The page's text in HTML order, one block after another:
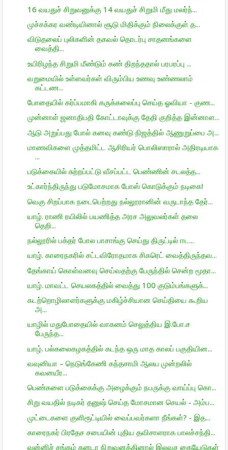
16 வயதுச் சிறுவனுக்கு 14 வயதுச் சிறுமி மீது மலர்ந்...
முச்சக்கர வண்டியினால் சூடு மிதிக்கும் நிலைக்குள் த...
விடுதலைப் புலிகளின் தகவல் தொடர்பு சாதனங்களை
வைத்தி...
உயிரிழந்த சிறுமி மீண்டும் கண் திறந்ததால் பரபரப்பு ...
வறுமையில் உள்ளவர்கள் விரும்பிய உணவு உண்ணலாம்
கட்டண...
போதையில் கர்ப்பமாகி கருக்கலைப்பு செய்த ஓவியா - குண...
முன்னாள் ஜனாதிபதி கோட்டாவுக்கு தேதி குறித்த இன்னாள...
ஆடு அறுப்பது போல் கனவு கண்டு நிஜத்தில் ஆணுறுப்பை அ...
மாணவிகளை முத்தமிட்ட ஆசிரியர் பொலிஸாரால் அதிரடியாக
...
படுக்கையில் சுற்றப்பட்டு வீசப்பட்ட பெண்ணின் சடலத்த...
உட்கார்ந்திருந்து படுமோசமாக போஸ் கொடுக்கும் நடிகை!
வெகு சிறப்பாக நடைபெற்றது நல்லூரானின் வருடாந்த தேர்...
யாழ். ராணி ரயிலில் பயணித்த அரச அலுவலர்கள் தலை
தெறி...
நல்லூரில் பக்தர் போல பாசாங்கு செய்து திருட்டில் ஈட...
யாழ். காரைநகரில் சட்டவிரோதமாக சிகரெட் வைத்திருந்தவ...
தேங்காய் கொள்வனவு செய்வதற்கு பேருந்தில் சென்ற மூதா...
யாழ். மாவட்ட செயலகத்தில் வைத்து 100 குடும்பங்களுக்...
கடற்றொழிலாளர்களுக்கு மகிழ்ச்சியான செய்தியை கூறிய
அ...
யாழில் மதுபோதையில் வாகனம் செலுத்திய இ.போ.ச
பேருந்த...
யாழ். பல்கலைகழகத்தில் கடந்த ஒரு மாத காலப் பகுதியின...
வவுனியா – நெடுங்கேணி கந்தசாமி ஆலய முன்றலில்
கவனயீர...
பெண்களை படுக்கைக்கு அழைக்கும் நபருக்கு வாய்ப்பு கொ...
சிறு வயதில் நடிகர் தனுஷ் செய்த மோசமான செயல் - அம்ப...
முட்டைகளை குளிரூட்டியில் வைப்பவர்களா நீங்கள்? - இத...
காரைநகர் பிரதேச சபையின் புதிய தவிசாளராக பாலச்சந்தி...
வன்னிச் சங்கம் கனடா நிறுவனத்தினால் இலவச கையேடுகள்